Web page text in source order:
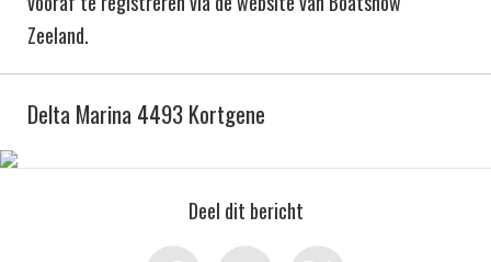
Zeeland.
Delta Marina 4493 Kortgene
Deel dit bericht